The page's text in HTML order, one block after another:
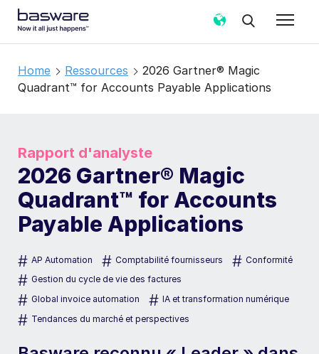
Home Ressources
2026 Gartner® Magic
Quadrant™ for Accounts Payable Applications
Rapport d'analyste
2026 Gartner® Magic
Quadrant™ for Accounts
Payable Applications
# AP Automation # Comptabilité fournisseurs # Conformité
# Gestion du cycle de vie des factures
# Global invoice automation # IA et transformation numérique
# Tendances du marché et perspectives